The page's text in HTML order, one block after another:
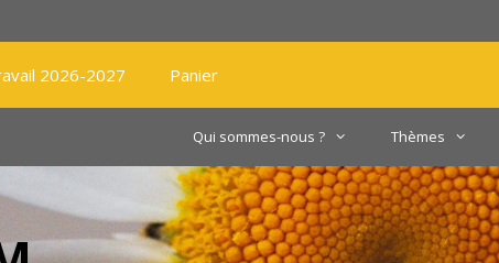
2026-2027 Panier
Qui sommes-nous ? Thèmes